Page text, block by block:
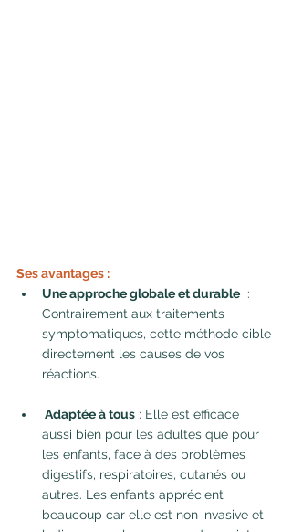
Ses avantages :
Une approche globale et durable :
Contrairement aux traitements
symptomatiques, cette méthode cible
directement les causes de vos
réactions.
Adaptée à tous : Elle est efficace
aussi bien pour les adultes que pour
les enfants, face à des problèmes
digestifs, respiratoires, cutanés ou
autres. Les enfants apprécient
beaucoup car elle est non invasive et